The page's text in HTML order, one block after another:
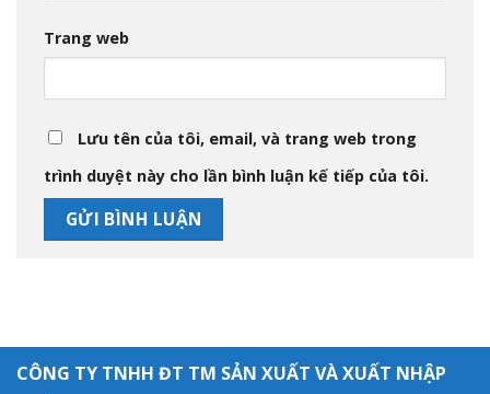
Trang web
Lưu tên của tôi, email, và trang web trong
trình duyệt này cho lần bình luận kế tiếp của tôi.
CÔNG TY TNHH ĐT TM SẢN XUẤT VÀ XUẤT NHẬP